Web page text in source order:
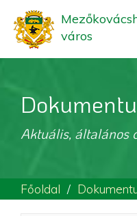
város
Aktuális, általános
Főoldal